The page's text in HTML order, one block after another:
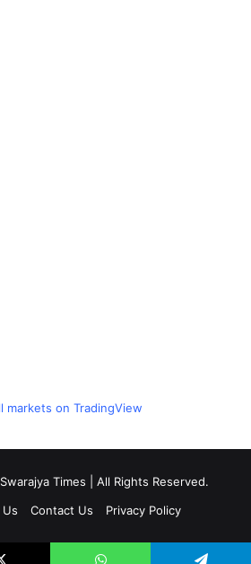
markets on TradingView
Times | All Rights Reserved.
Contact Us Privacy Policy